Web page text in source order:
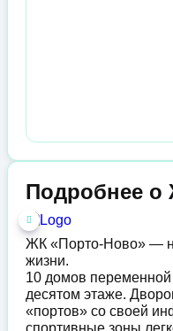
Подробнее о
ЖК «Порто-Ново» —
жизни.
10 домов переменной
десятом этаже.
«портов» со своей
спортивные зоны